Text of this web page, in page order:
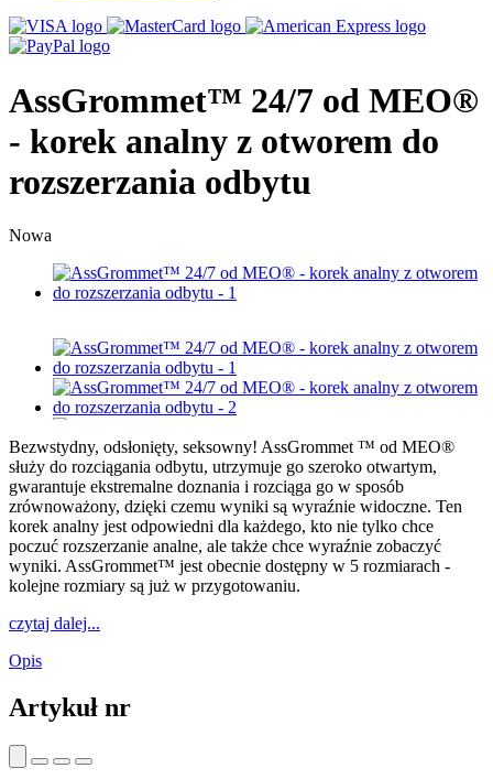
AssGrommet™ 24/7 od MEO®
- korek analny z otworem do
rozszerzania odbytu
Nowa
Bezwstydny, odsłonięty, seksowny! AssGrommet ™ od MEO®
służy do rozciągania odbytu, utrzymuje go szeroko otwartym,
gwarantuje ekstremalne doznania i rozciąga go w sposób
zrównoważony, dzięki czemu wyniki są wyraźnie widoczne. Ten
korek analny jest odpowiedni dla każdego, kto nie tylko chce
poczuć rozszerzanie analne, ale także chce wyraźnie zobaczyć
wyniki. AssGrommet™ jest obecnie dostępny w 5 rozmiarach -
kolejne rozmiary są już w przygotowaniu.
czytaj dalej...
Opis
Artykuł nr